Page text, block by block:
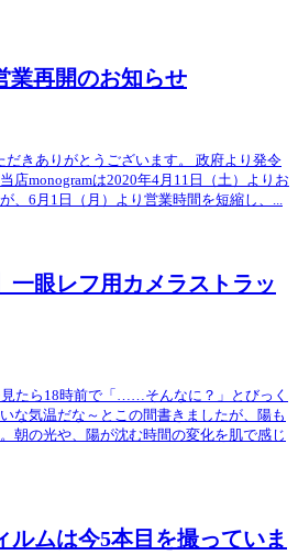
業再開のお知らせ
だきありがとうございます。 政府より発令
店monogramは2020年4月11日（土）よりお
、6月1日（月）より営業時間を短縮し、...
一眼レフ用カメラストラッ
たら18時前で「……そんなに？」とびっく
な気温だな～とこの間書きましたが、陽も
朝の光や、陽が沈む時間の変化を肌で感じ
ルムは今5本目を撮っていま